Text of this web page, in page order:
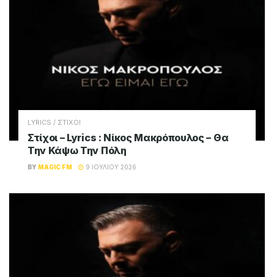
LYRICS / ΣΤΙΧΟΙ
Στίχοι – Lyrics : Νίκος Μακρόπουλος – Θα
Την Κάψω Την Πόλη
BY MAGIC FM 9 ΙΟΥΛΊΟΥ 2026